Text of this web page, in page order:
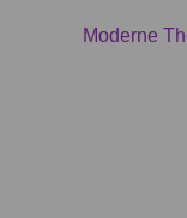
Moderne